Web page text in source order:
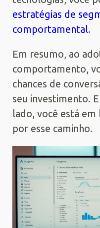
estratégias de
comportamental.
Em resumo, ao
comportamento,
chances de
seu investimento.
lado, você está em
por esse caminho.